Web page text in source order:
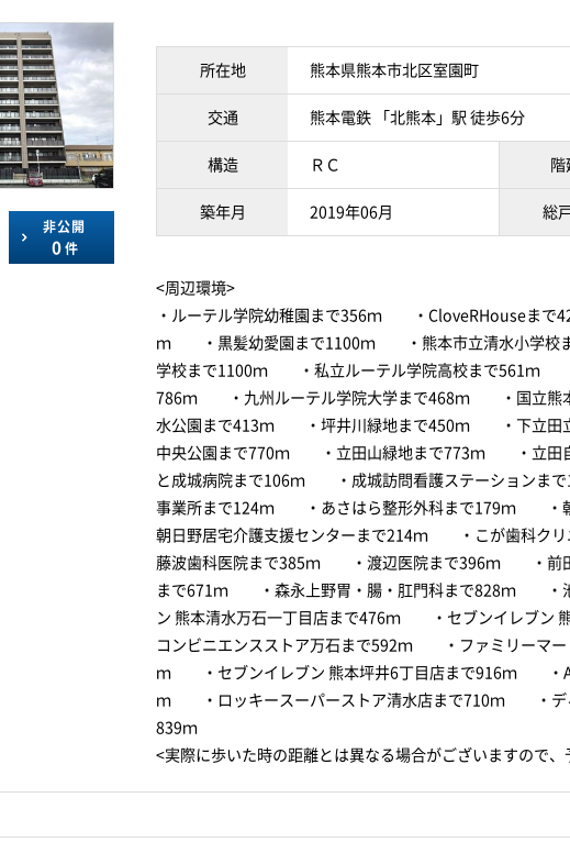
非公開
0 件
所在地 熊本県熊本市北区室園町
交通 熊本電鉄 「北熊本」駅 徒歩6分
構造 ＲＣ 階
築年月 2019年06月 総
<周辺環境>
・ルーテル学院幼稚園まで356ｍ ・CloveRHouseま
ｍ ・黒髪幼愛園まで1100ｍ ・熊本市立清水小学校
学校まで1100ｍ ・私立ルーテル学院高校まで561ｍ
786ｍ ・九州ルーテル学院大学まで468ｍ ・国立熊
水公園まで413ｍ ・坪井川緑地まで450ｍ ・下立田
中央公園まで770ｍ ・立田山緑地まで773ｍ ・立田
と成城病院まで106ｍ ・成城訪問看護ステーションま
事業所まで124ｍ ・あさはら整形外科まで179ｍ ・
朝日野居宅介護支援センターまで214ｍ ・こが歯科ク
藤波歯科医院まで385ｍ ・渡辺医院まで396ｍ ・前田
まで671ｍ ・森永上野胃・腸・肛門科まで828ｍ ・
ン 熊本清水万石一丁目店まで476ｍ ・セブンイレブン
コンビニエンスストア万石まで592ｍ ・ファミリーマー
ｍ ・セブンイレブン 熊本坪井6丁目店まで916ｍ ・A-
ｍ ・ロッキースーパーストア清水店まで710ｍ ・ディ
839ｍ
<実際に歩いた時の距離とは異なる場合がございますので